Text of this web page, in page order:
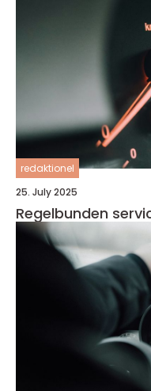
redaktionel
25. July 2025
Regelbunden